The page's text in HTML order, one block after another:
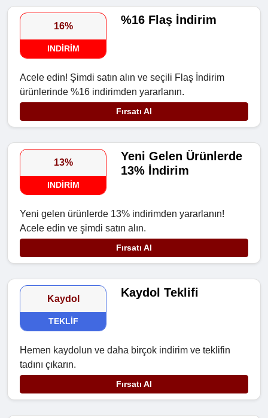
16%
INDIRIM
%16 Flaş İndirim
Acele edin! Şimdi satın alın ve seçili Flaş İndirim
ürünlerinde %16 indirimden yararlanın.
Fırsatı Al
13%
INDIRIM
Yeni Gelen Ürünlerde
13% İndirim
Yeni gelen ürünlerde 13% indirimden yararlanın!
Acele edin ve şimdi satın alın.
Fırsatı Al
Kaydol
TEKLIF
Kaydol Teklifi
Hemen kaydolun ve daha birçok indirim ve teklifin
tadını çıkarın.
Fırsatı Al